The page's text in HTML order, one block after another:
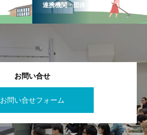
連携機関・団体
お問い合せ
お問い合せフォーム